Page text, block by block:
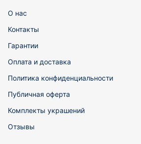
О нас
Контакты
Гарантии
Оплата и доставка
Политика конфиденциальности
Публичная оферта
Комплекты украшений
Отзывы